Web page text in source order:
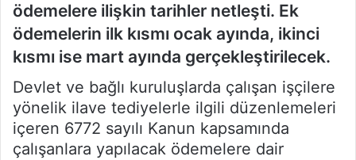
ödemelere ilişkin tarihler netleşti. Ek
ödemelerin ilk kısmı ocak ayında, ikinci
kısmı ise mart ayında gerçekleştirilecek.
Devlet ve bağlı kuruluşlarda çalışan işçilere
yönelik ilave tediyelerle ilgili düzenlemeleri
içeren 6772 sayılı Kanun kapsamında
çalışanlara yapılacak ödemelere dair